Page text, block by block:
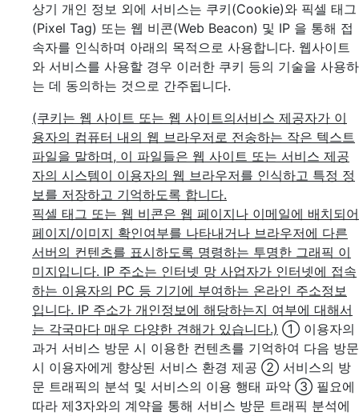
상기 개인 정보 외에 서비스는 쿠키(Cookie)와 픽셀 태그
(Pixel Tag) 또는 웹 비콘(Web Beacon) 및 IP 을 통해 접
속자를 인식하며 아래의 목적으로 사용합니다. 웹사이트
와 서비스를 사용할 경우 이러한 쿠키 등의 기술을 사용하
는 데 동의하는 것으로 간주됩니다.
(쿠키는 웹 사이트 또는 웹 사이트의서비스 제공자가 이
용자의 컴퓨터 내의 웹 브라우저로 전송하는 작은 텍스트
파일을 말하며, 이 파일들은 웹 사이트 또는 서비스 제공
자의 시스템이 이용자의 웹 브라우저를 인식하고 특정 정
보를 저장하고 기억하도록 합니다.
픽셀 태그 또는 웹 비콘은 웹 페이지나 이메일에 배치되어
페이지/이미지 확인여부를 나타내거나 브라우저에 다른
서버의 컨텐츠를 표시하도록 명령하는 투명한 그래픽 이
미지입니다. IP 주소는 인터넷 망 사업자가 인터넷에 접속
하는 이용자의 PC 등 기기에 부여하는 온라인 주소정보
입니다. IP 주소가 개인정보에 해당하는지 여부에 대해서
는 각국마다 매우 다양한 견해가 있습니다.) ① 이용자의
과거 서비스 방문 시 이용한 컨텐츠를 기억하여 다음 방문
시 이용자에게 향상된 서비스 환경 제공 ② 서비스의 방
문 트래픽의 분석 및 서비스의 이용 행태 파악 ③ 필요에
따라 제3자와의 계약을 통해 서비스 방문 트래픽 분석에